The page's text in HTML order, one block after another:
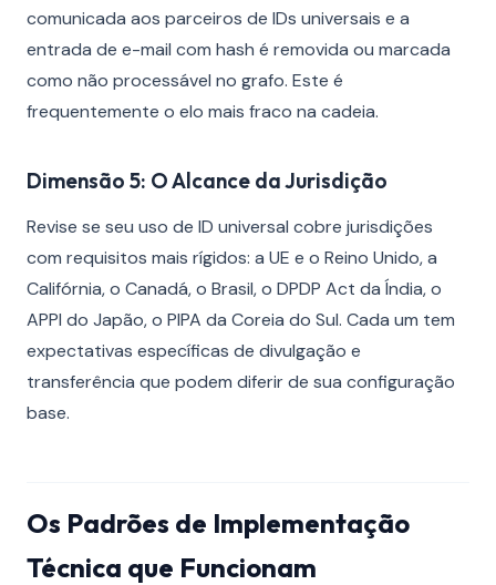
comunicada aos parceiros de IDs universais e a
entrada de e-mail com hash é removida ou marcada
como não processável no grafo. Este é
frequentemente o elo mais fraco na cadeia.
Dimensão 5: O Alcance da Jurisdição
Revise se seu uso de ID universal cobre jurisdições
com requisitos mais rígidos: a UE e o Reino Unido, a
Califórnia, o Canadá, o Brasil, o DPDP Act da Índia, o
APPI do Japão, o PIPA da Coreia do Sul. Cada um tem
expectativas específicas de divulgação e
transferência que podem diferir de sua configuração
base.
Os Padrões de Implementação
Técnica que Funcionam